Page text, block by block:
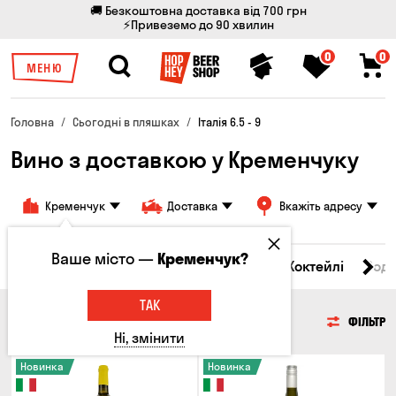
🚚 Безкоштовна доставка від 700 грн
⚡Привеземо до 90 хвилин
МЕНЮ
0 0
Головна Сьогодні в пляшках Італія 6.5 - 9
Вино з доставкою у Кременчуку
Кременчук Доставка Вкажіть адресу
Пиво Сидр Вино Віскі Коктейлі
ФІЛЬТР
Новинка Новинка
Ваше місто —Кременчук?
ТАК
Ні, змінити